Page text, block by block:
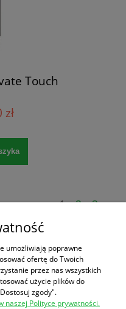
Touch
« 1 2 3 »
umożliwiają poprawne
ofertę do Twoich
przez nas wszystkich
użycie plików do
zgody".
naszej Polityce prywatności.